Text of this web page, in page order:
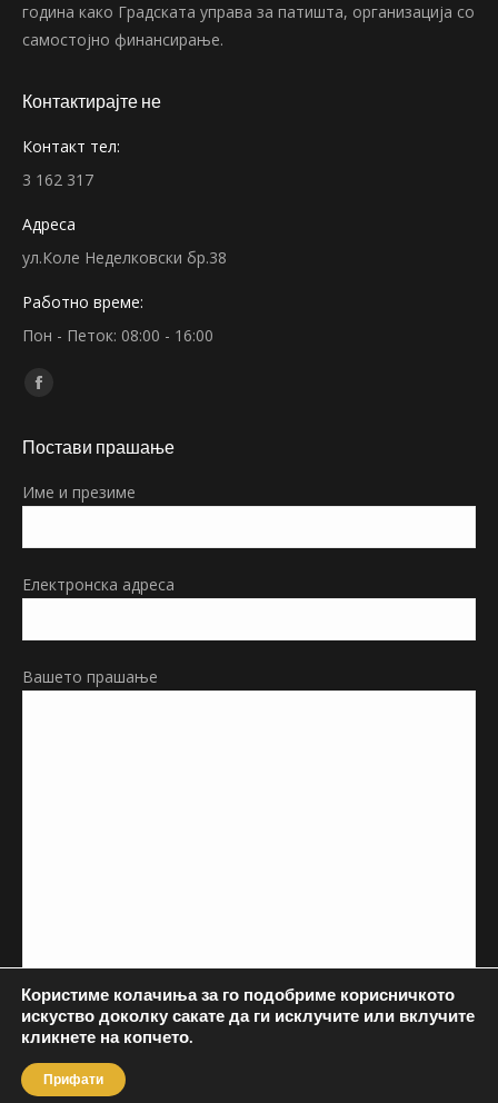
година како Градската управа за патишта, организација со
самостојно финансирање.
Контактирајте не
Контакт тел:
3 162 317
Адреса
ул.Коле Неделковски бр.38
Работно време:
Пон - Петок: 08:00 - 16:00
Find us on:
Facebook
opens
new
Постави прашање
Име и презиме
Електронска адреса
Вашето прашање
Користиме колачиња за го подобриме корисничкото
искуство доколку сакате да ги исклучите или вклучите
кликнете на копчето.
Прифати